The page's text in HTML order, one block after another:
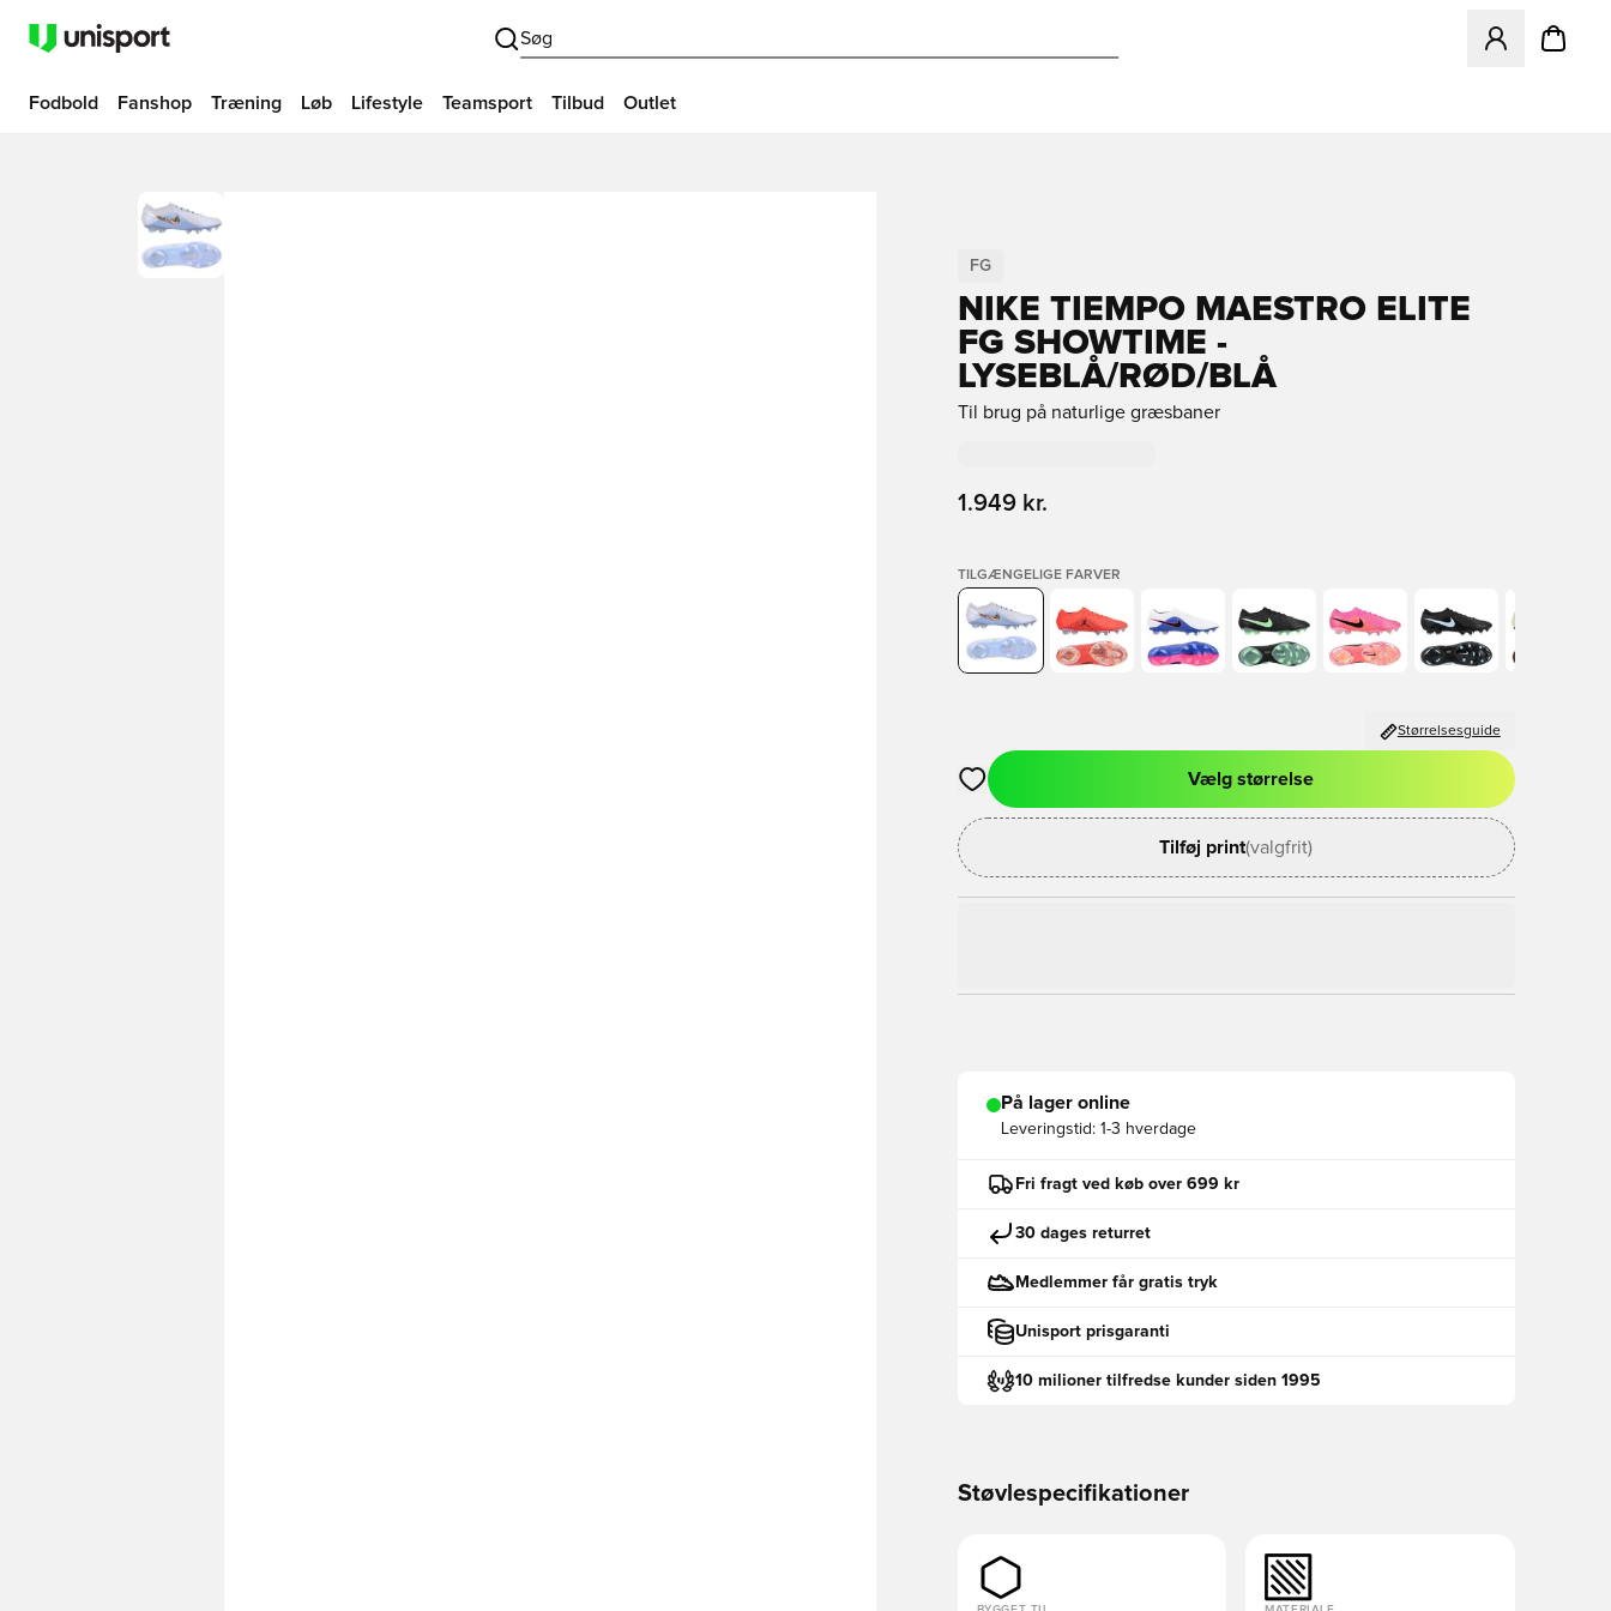
Søg
Åbner en
Fodbold Fanshop Træning Løb Lifestyle Teamsport Tilbud Outlet
FG
NIKE TIEMPO MAESTRO ELITE
FG SHOWTIME -
LYSEBLÅ/RØD/BLÅ
Til brug på naturlige græsbaner
1.949 kr.
TILGÆNGELIGE FARVER
Størrelsesguide
Åbner en Modal til at logge ind eller tilmelde dig som medlem
Vælg størrelse
Tilføj print(valgfrit)
På lager online
Leveringstid: 1-3 hverdage
Fri fragt ved køb over 699 kr
30 dages returret
Medlemmer får gratis tryk
Unisport prisgaranti
10 milioner tilfredse kunder siden 1995
Støvlespecifikationer